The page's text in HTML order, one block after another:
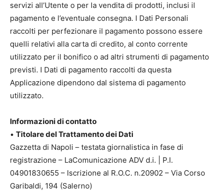
servizi all’Utente o per la vendita di prodotti, inclusi il
pagamento e l’eventuale consegna. I Dati Personali
raccolti per perfezionare il pagamento possono essere
quelli relativi alla carta di credito, al conto corrente
utilizzato per il bonifico o ad altri strumenti di pagamento
previsti. I Dati di pagamento raccolti da questa
Applicazione dipendono dal sistema di pagamento
utilizzato.
Informazioni di contatto
• Titolare del Trattamento dei Dati
Gazzetta di Napoli – testata giornalistica in fase di
registrazione – LaComunicazione ADV d.i. | P.I.
04901830655 – Iscrizione al R.O.C. n.20902 – Via Corso
Garibaldi, 194 (Salerno)